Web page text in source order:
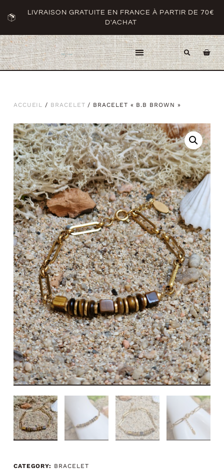
LIVRAISON GRATUITE EN FRANCE À PARTIR DE 70€
D'ACHAT
ACCUEIL / BRACELET / BRACELET « B.B BROWN »
CATEGORY: BRACELET